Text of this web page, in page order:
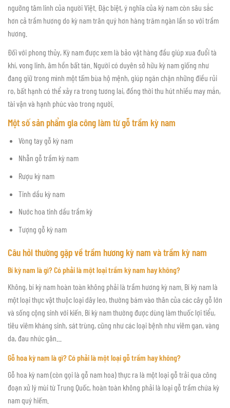
ngưỡng tâm linh của người Việt. Đặc biệt, ý nghĩa của kỳ nam còn sâu sắc
hơn cả trầm hương do kỳ nam trân quý hơn hàng trăm ngàn lần so với trầm
hương.
Đối với phong thủy, Kỳ nam được xem là bảo vật hàng đầu giúp xua đuổi tà
khí, vong linh, âm hồn bất tán. Người có duyên sở hữu kỳ nam giống như
đang giữ trong mình một tấm bùa hộ mệnh, giúp ngăn chặn những điều rủi
ro, bất hạnh có thể xảy ra trong tương lai, đồng thời thu hút nhiều may mắn,
tài vận và hạnh phúc vào trong người.
Một số sản phẩm gia công làm từ gỗ trầm kỳ nam
Vòng tay gỗ kỳ nam
Nhẫn gỗ trầm kỳ nam
Rượu kỳ nam
Tinh dầu kỳ nam
Nước hoa tinh dầu trầm kỳ
Tượng gỗ kỳ nam
Câu hỏi thường gặp về trầm hương kỳ nam và trầm kỳ nam
Bí kỳ nam là gì? Có phải là một loại trầm kỳ nam hay không?
Không, bí kỳ nam hoàn toàn không phải là trầm hương kỳ nam. Bí kỳ nam là
một loại thực vật thuộc loại dây leo, thường bám vào thân của các cây gỗ lớn
và sống cộng sinh với kiến. Bí kỳ nam thường được dùng làm thuốc lợi tiểu,
tiêu viêm kháng sinh, sát trùng, cũng như các loại bệnh như viêm gan, vàng
da, đau nhức gân…
Gỗ hoa kỳ nam là gì? Có phải là một loại gỗ trầm hay không?
Gỗ hoa kỳ nam (còn gọi là gỗ nam hoa) thực ra là một loại gỗ trải qua công
đoạn xử lý mùi từ Trung Quốc, hoàn toàn không phải là loại gỗ trầm chứa kỳ
nam quý hiếm.